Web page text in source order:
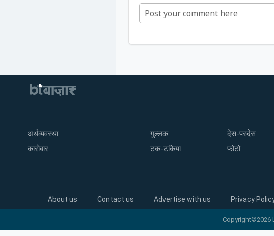
अर्थव्यवस्था
कारोबार
गुल्लक
टक-टकिया
देस-परदेस
फोटो
About us Contact us Advertise with us Privacy
Copyright©2026